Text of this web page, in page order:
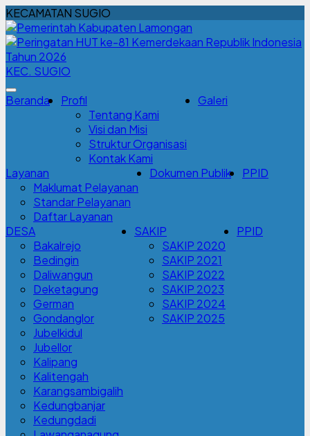
KECAMATAN SUGIO
KEC. SUGIO
Beranda
Profil
Tentang Kami
Visi dan Misi
Struktur Organisasi
Kontak Kami
Galeri
Layanan
Maklumat Pelayanan
Standar Pelayanan
Daftar Layanan
Dokumen Publik PPID
DESA
Bakalrejo
Bedingin
Daliwangun
Deketagung
German
Gondanglor
Jubelkidul
Jubellor
Kalipang
Kalitengah
Karangsambigalih
Kedungbanjar
Kedungdadi
SAKIP
SAKIP 2020
SAKIP 2021
SAKIP 2022
SAKIP 2023
SAKIP 2024
SAKIP 2025
PPID